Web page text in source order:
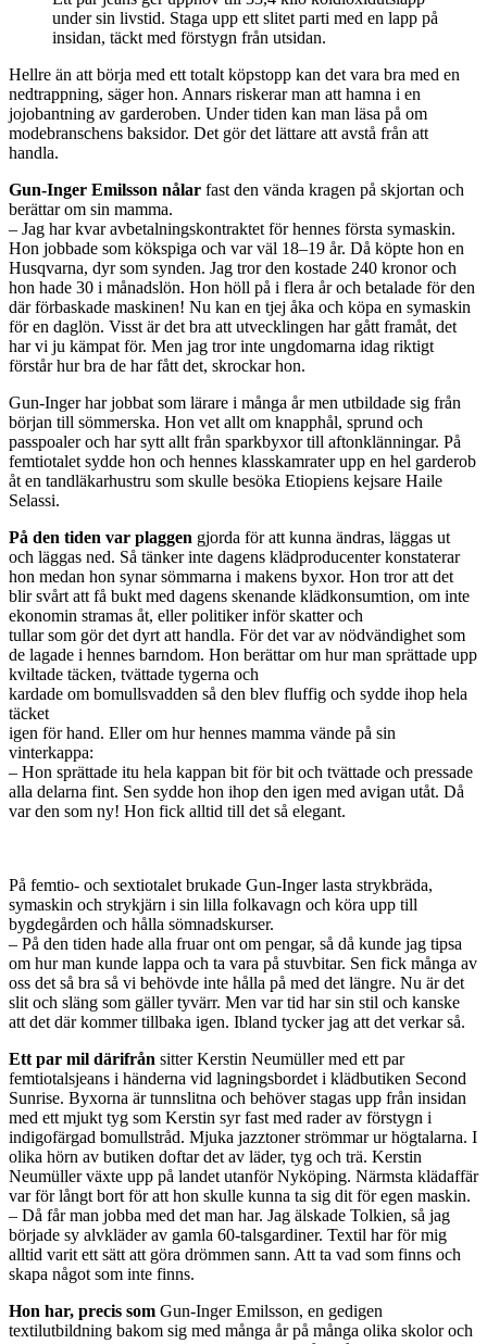
under sin livstid. Staga upp ett slitet parti med en lapp på
insidan, täckt med förstygn från utsidan.
Hellre än att börja med ett totalt köpstopp kan det vara bra med en
nedtrappning, säger hon. Annars riskerar man att hamna i en
jojobantning av garderoben. Under tiden kan man läsa på om
modebranschens baksidor. Det gör det lättare att avstå från att
handla.
Gun-Inger Emilsson nålar fast den vända kragen på skjortan och
berättar om sin mamma.
– Jag har kvar avbetalningskontraktet för hennes första symaskin.
Hon jobbade som kökspiga och var väl 18–19 år. Då köpte hon en
Husqvarna, dyr som synden. Jag tror den kostade 240 kronor och
hon hade 30 i månadslön. Hon höll på i flera år och betalade för den
där förbaskade maskinen! Nu kan en tjej åka och köpa en symaskin
för en daglön. Visst är det bra att utvecklingen har gått framåt, det
har vi ju kämpat för. Men jag tror inte ungdomarna idag riktigt
förstår hur bra de har fått det, skrockar hon.
Gun-Inger har jobbat som lärare i många år men utbildade sig från
början till sömmerska. Hon vet allt om knapphål, sprund och
passpoaler och har sytt allt från sparkbyxor till aftonklänningar. På
femtiotalet sydde hon och hennes klasskamrater upp en hel garderob
åt en tandläkarhustru som skulle besöka Etiopiens kejsare Haile
Selassi.
På den tiden var plaggen gjorda för att kunna ändras, läggas ut
och läggas ned. Så tänker inte dagens klädproducenter konstaterar
hon medan hon synar sömmarna i makens byxor. Hon tror att det
blir svårt att få bukt med dagens skenande klädkonsumtion, om inte
ekonomin stramas åt, eller politiker inför skatter och
tullar som gör det dyrt att handla. För det var av nödvändighet som
de lagade i hennes barndom. Hon berättar om hur man sprättade upp
kviltade täcken, tvättade tygerna och
kardade om bomullsvadden så den blev fluffig och sydde ihop hela
täcket
igen för hand. Eller om hur hennes mamma vände på sin
vinterkappa:
– Hon sprättade itu hela kappan bit för bit och tvättade och pressade
alla delarna fint. Sen sydde hon ihop den igen med avigan utåt. Då
var den som ny! Hon fick alltid till det så elegant.
På femtio- och sextiotalet brukade Gun-Inger lasta strykbräda,
symaskin och strykjärn i sin lilla folkavagn och köra upp till
bygdegården och hålla sömnadskurser.
– På den tiden hade alla fruar ont om pengar, så då kunde jag tipsa
om hur man kunde lappa och ta vara på stuvbitar. Sen fick många av
oss det så bra så vi behövde inte hålla på med det längre. Nu är det
slit och släng som gäller tyvärr. Men var tid har sin stil och kanske
att det där kommer tillbaka igen. Ibland tycker jag att det verkar så.
Ett par mil därifrån sitter Kerstin Neumüller med ett par
femtiotalsjeans i händerna vid lagningsbordet i klädbutiken Second
Sunrise. Byxorna är tunnslitna och behöver stagas upp från insidan
med ett mjukt tyg som Kerstin syr fast med rader av förstygn i
indigofärgad bomullstråd. Mjuka jazztoner strömmar ur högtalarna. I
olika hörn av butiken doftar det av läder, tyg och trä. Kerstin
Neumüller växte upp på landet utanför Nyköping. Närmsta klädaffär
var för långt bort för att hon skulle kunna ta sig dit för egen maskin.
– Då får man jobba med det man har. Jag älskade Tolkien, så jag
började sy alvkläder av gamla 60-talsgardiner. Textil har för mig
alltid varit ett sätt att göra drömmen sann. Att ta vad som finns och
skapa något som inte finns.
Hon har, precis som Gun-Inger Emilsson, en gedigen
textilutbildning bakom sig med många år på många olika skolor och